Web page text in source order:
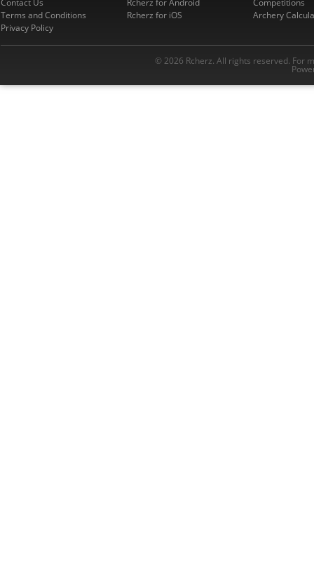
Contact Us
Terms and Conditions
Privacy Policy
Rcherz for Android
Rcherz for iOS
Competitions
Archery
© 2026 Rcherz. All rights reserved. For